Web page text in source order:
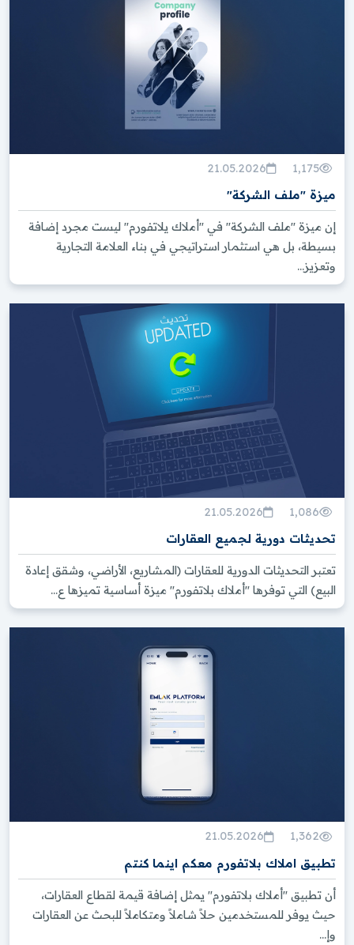
أرقام التواصل والصور والفيديوهات.
التجارية بملفات تعريفية جذابة للعقارات تحمل
تأمين أي طلب عقاري: نوفر لك العقار أو الأرض
التي تبحث عنها بالمواصفات المطلوبة وبأفضل
على تقييمات المستخدمين الآخرين.
الأراضي وفرص إعادة البيع الحصرية.
شركتك الإلكتروني بجميع المشاريع العقارية،
وتحديثها باستمرار، بتكلفة معقولة.
نحن نضمن:
التعامل السليم والشفاف.
الحفاظ على حقوق الشركات.
السرية التامة لجميع عملائنا.
الأسئلة الشائعة: منصّة متكاملة للشركات
العقارية: تسويق وإدارة العقارات والعملاء
ما الذي تتولى الخدمات القانونية العقارية في تركيا
معالجته عادةً للمشترين الأجانب؟ ؟
أين يمكنني الحصول على المساعدة في طلب
الحصول على الجنسية التركية بعد شراء عقار؟ ؟
هل يمكنني الحصول على رهن عقاري كأجنبي
يشتري عقاراً في تركيا؟ ؟
1,175
21.05.2026
ميزة "ملف الشركة"
إن ميزة "ملف الشركة" في "أملاك يلاتفورم" ليست مجرد إضافة
بسيطة، بل هي استثمار استراتيجي في بناء العلامة التجارية
وتعزيز...
1,086
21.05.2026
تحديثات دورية لجميع العقارات
تعتبر التحديثات الدورية للعقارات (المشاريع، الأراضي، وشقق إعادة
البيع) التي توفرها "أملاك بلاتفورم" ميزة أساسية تميزها ع...
1,362
21.05.2026
تطبيق املاك بلاتفورم معكم اينما كنتم
أن تطبيق "أملاك بلاتفورم" يمثل إضافة قيمة لقطاع العقارات،
حيث يوفر للمستخدمين حلاً شاملاً ومتكاملاً للبحث عن العقارات
وإ...